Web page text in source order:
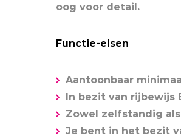
oog voor detail.
Functie-eisen
Aantoonbaar
In bezit van rijbewijs
Zowel zelfstandig
Je bent in het bezit